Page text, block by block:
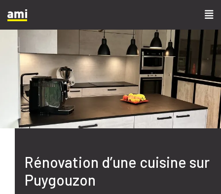
Rénovation d’une cuisine sur
Puygouzon